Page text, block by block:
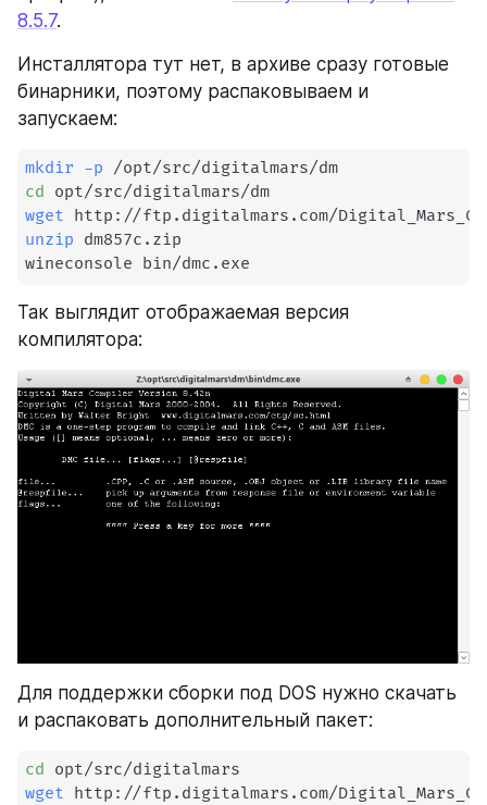
8.5.7.
Инсталлятора тут нет, в архиве сразу готовые
бинарники, поэтому распаковываем и
запускаем:
mkdir -p
cd
wget
unzip dm857c.zip
wineconsole bin/dmc.exe
Так выглядит отображаемая версия
компилятора:
Для поддержки сборки под DOS нужно скачать
и распаковать дополнительный пакет:
cd
wget